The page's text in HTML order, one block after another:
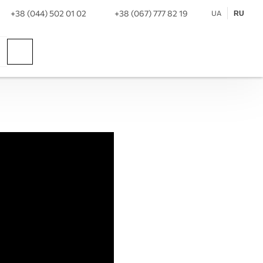
+38 (044) 502 01 02 +38 (067) 777 82 19 UA RU